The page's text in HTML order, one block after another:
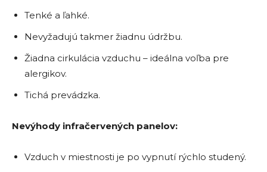
Tenké a ľahké.
Nevyžadujú takmer žiadnu údržbu.
Žiadna cirkulácia vzduchu – ideálna voľba pre
alergikov.
Tichá prevádzka.
Nevýhody infračervených panelov:
Vzduch v miestnosti je po vypnutí rýchlo studený.